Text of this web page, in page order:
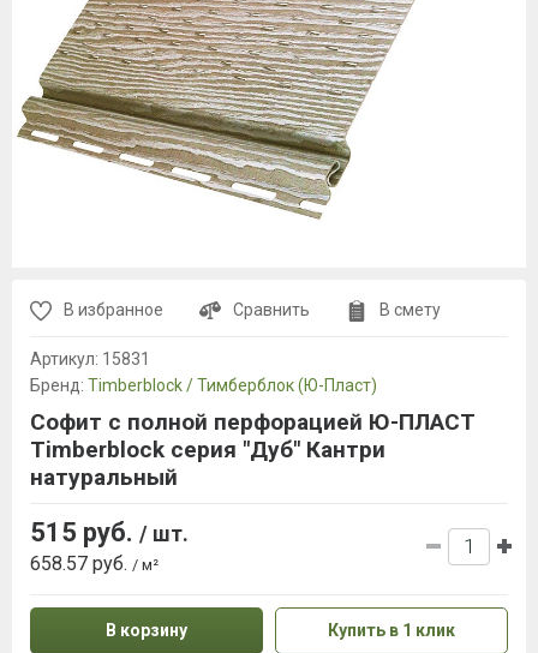
В избранное Сравнить В смету
Артикул: 15831
Бренд: Timberblock / Тимберблок (Ю-Пласт)
Софит с полной перфорацией Ю-ПЛАСТ
Timberblock серия "Дуб" Кантри
натуральный
515 руб. / шт.
658.57 руб. / м²
В корзину Купить в 1 клик